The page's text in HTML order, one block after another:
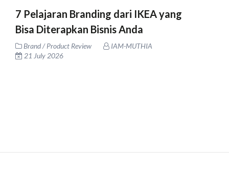
7 Pelajaran Branding dari IKEA yang
Bisa Diterapkan Bisnis Anda
Brand / Product Review
IAM-MUTHIA
21 July 2026